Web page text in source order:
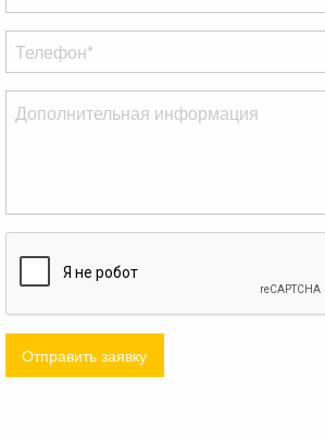
Отправить заявку